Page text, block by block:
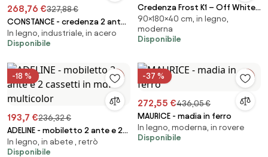
268,76 €327,88 €
CONSTANCE - credenza 2 ante
2 cassetti in legno di paulownia
shabby chic
In legno, industriale, in acero
Disponibile
Credenza Frost K1 – Off White
+ Rovere Alpino
90×180×40 cm, in legno,
moderna
Disponibile
-18 %
193,7 €236,32 €
ADELINE - mobiletto 2 ante e 2
cassetti in mdf multicolor
In legno, in abete , retrò
Disponibile
-37 %
272,55 €436,05 €
MAURICE - madia in ferro
In legno, moderna, in rovere
Disponibile